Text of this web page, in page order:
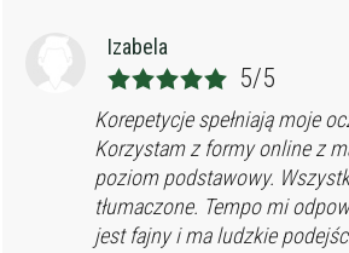
Izabela
5/5
Korepetycje spełniają moje
Korzystam z formy online z
poziom podstawowy.
tłumaczone. Tempo mi
jest fajny i ma ludzkie